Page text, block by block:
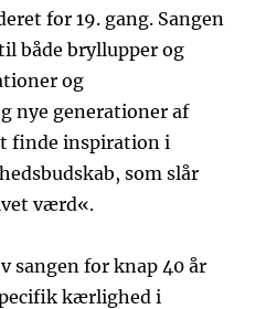
for 19. gang. Sangen
både bryllupper og
og
nye generationer af
finde inspiration i
som slår
værd«.
sangen for knap 40 år
kærlighed i